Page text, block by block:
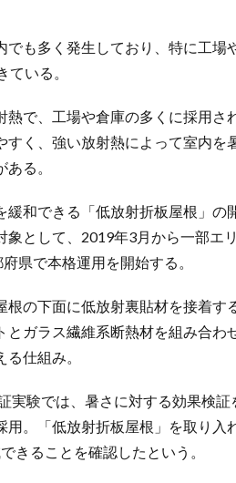
でも多く発生しており、特に工場
いる。
熱で、工場や倉庫の多くに採用さ
すく、強い放射熱によって室内を
る。
緩和できる「低放射折板屋根」の
象として、2019年3月から一部エ
県で本格運用を開始する。
根の下面に低放射裏貼材を接着
とガラス繊維系断熱材を組み合わ
仕組み。
実験では、暑さに対する効果検
用。「低放射折板屋根」を取り入
きることを確認したという。